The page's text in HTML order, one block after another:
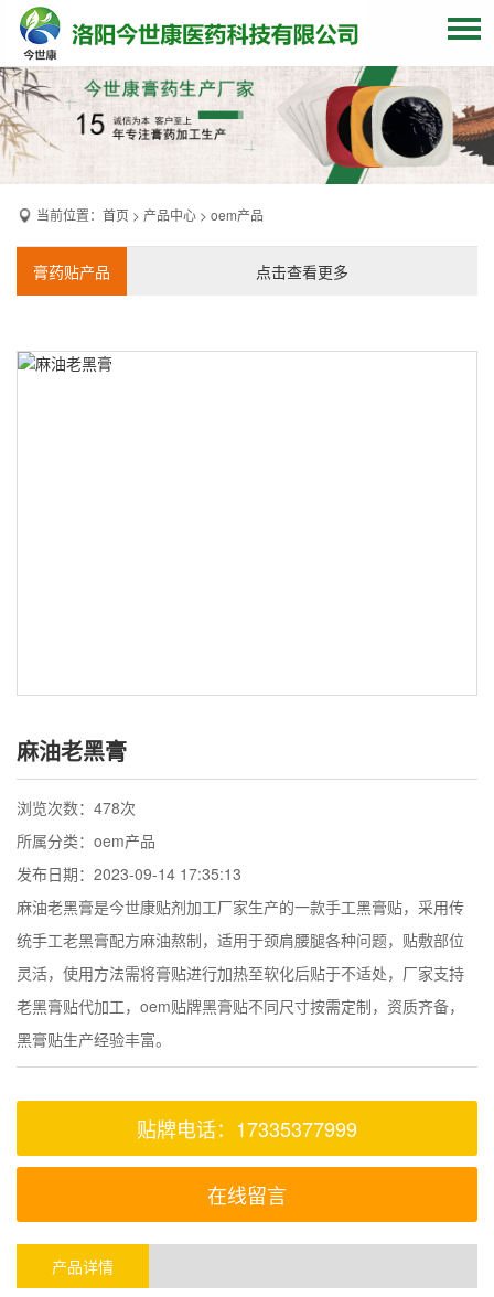
网站首页
关于我们
贴牌加工
OEM产品
膏药资讯
当前位置： 首页 > 产品中心 > oem产品
膏药贴产品 点击查看更多
麻油老黑膏
浏览次数： 478次
所属分类：oem产品
发布日期：2023-09-14 17:35:13
麻油老黑膏是今世康贴剂加工厂家生产的一款手工黑膏贴，采用传
统手工老黑膏配方麻油熬制，适用于颈肩腰腿各种问题，贴敷部位
灵活，使用方法需将膏贴进行加热至软化后贴于不适处，厂家支持
老黑膏贴代加工，oem贴牌黑膏贴不同尺寸按需定制，资质齐备，
黑膏贴生产经验丰富。
贴牌电话：17335377999
在线留言
产品详情